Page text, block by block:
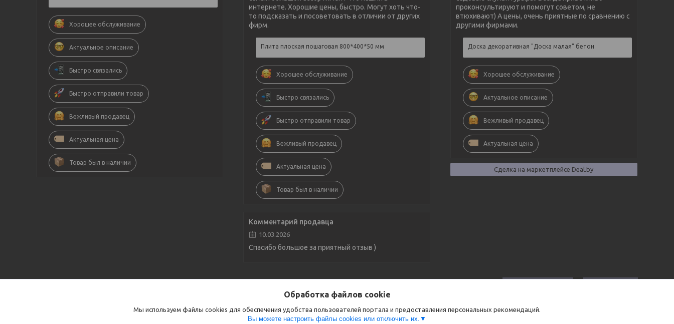
Хорошее обслуживание
Актуальное описание
Быстро связались
Быстро отправили товар
Вежливый продавец
Актуальная цена
Товар был в наличии
интернете. Хорошие цены, быстро. Могут хоть что-
то подсказать и посоветовать в отличии от других
фирм.
Плита плоская пошаговая 800*400*50 мм
Хорошее обслуживание
Быстро связались
Быстро отправили товар
Вежливый продавец
Актуальная цена
Товар был в наличии
Комментарий продавца
10.03.2026
Спасибо большое за приятный отзыв )
проконсультируют и помогут советом, не
втюхивают) А цены, очень приятные по сравнению с
другими фирмами.
Доска декоративная "Доска малая" бетон
Хорошее обслуживание
Актуальное описание
Вежливый продавец
Актуальная цена
Сделка на маркетплейсе Deal.by
Обработка файлов cookie
Мы используем файлы cookies для обеспечения удобства пользователей портала и предоставления персональных рекомендаций.
Вы можете настроить файлы cookies или отключить их.